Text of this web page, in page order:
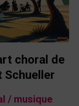
choral de
Schueller
/ musique